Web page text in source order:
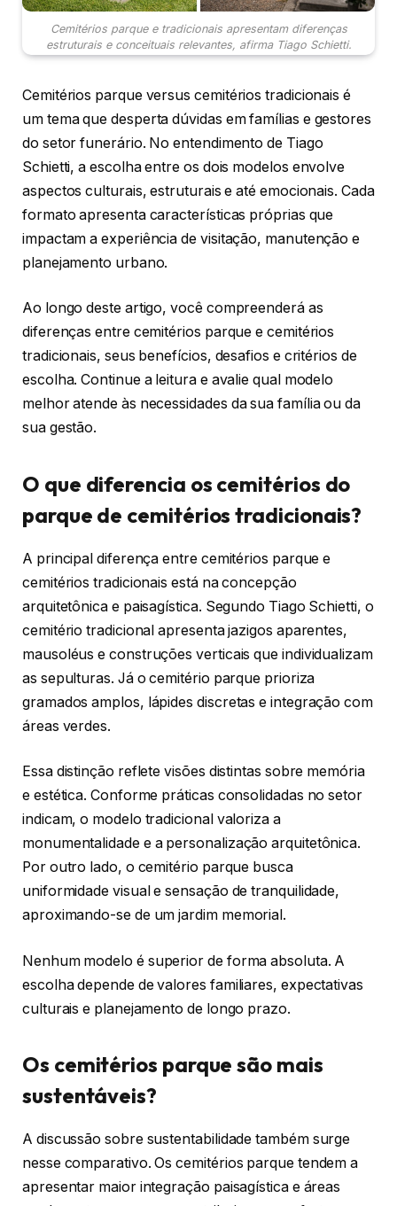
Cemitérios parque e tradicionais apresentam diferenças
estruturais e conceituais relevantes, afirma Tiago Schietti.
Cemitérios parque versus cemitérios tradicionais é
um tema que desperta dúvidas em famílias e gestores
do setor funerário. No entendimento de Tiago
Schietti, a escolha entre os dois modelos envolve
aspectos culturais, estruturais e até emocionais. Cada
formato apresenta características próprias que
impactam a experiência de visitação, manutenção e
planejamento urbano.
Ao longo deste artigo, você compreenderá as
diferenças entre cemitérios parque e cemitérios
tradicionais, seus benefícios, desafios e critérios de
escolha. Continue a leitura e avalie qual modelo
melhor atende às necessidades da sua família ou da
sua gestão.
O que diferencia os cemitérios do
parque de cemitérios tradicionais?
A principal diferença entre cemitérios parque e
cemitérios tradicionais está na concepção
arquitetônica e paisagística. Segundo Tiago Schietti, o
cemitério tradicional apresenta jazigos aparentes,
mausoléus e construções verticais que individualizam
as sepulturas. Já o cemitério parque prioriza
gramados amplos, lápides discretas e integração com
áreas verdes.
Essa distinção reflete visões distintas sobre memória
e estética. Conforme práticas consolidadas no setor
indicam, o modelo tradicional valoriza a
monumentalidade e a personalização arquitetônica.
Por outro lado, o cemitério parque busca
uniformidade visual e sensação de tranquilidade,
aproximando-se de um jardim memorial.
Nenhum modelo é superior de forma absoluta. A
escolha depende de valores familiares, expectativas
culturais e planejamento de longo prazo.
Os cemitérios parque são mais
sustentáveis?
A discussão sobre sustentabilidade também surge
nesse comparativo. Os cemitérios parque tendem a
apresentar maior integração paisagística e áreas